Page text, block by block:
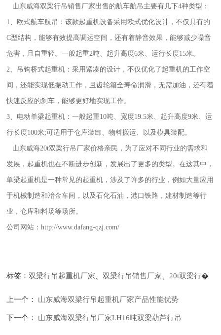
山东威海双梁行吊销售厂家出售的航车航吊主要有几下4种类型：
1、欧式航车航吊：该款起重机设备采用欧式优化设计，不仅具有的
C型结构，能够有效提高调运空间，还有着静音效果，能够减少噪音
危害，且自重轻。一般起重2吨、起升高度6米、运行长度15米。
2、吊钩桥式起重机：采用紧凑的设计，不仅优化了起重机的工作空
间，还能实现低振动工作，且齿轮箱全寿命润滑，无需加油，还有着
快速反应的刹车，能够更好地实现工作。
3、电动单梁起重机：一般起重10吨、宽度19.5米、起升高度9米、运
行长度100米;可适用于仓库装卸、物料搬运、以及模具装配。
山东威海20t双梁行吊厂家价格亲民，为了应对不同行业的需求和
发展，起重机也在不断进步创新，发展出了更多的类型。在这其中，
单梁起重机是一种常见的起重机，涉及了许多的行业，例如大量应用
于机械制造和冶金车间，以及石化石油，港口铁路，建材制造等行
业，仓库和料场等场所。
公司网站：http://www.dafang-qzj.com/
标签： 双梁行吊起重机厂家 双梁行吊销售厂家 20t双梁行�
上一个： 山东威海双梁行吊起重机厂家产品性能优势
下一个： 山东威海双梁行吊厂家LH16吨双梁葫芦行吊